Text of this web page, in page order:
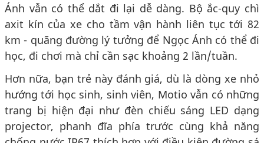
Ánh vẫn có thể dắt đi lại dễ dàng. Bộ ắc-quy chì
axit kín của xe cho tầm vận hành liên tục tới 82
km - quãng đường lý tưởng để Ngọc Ánh có thể đi
học, đi chơi mà chỉ cần sạc khoảng 2 lần/tuần.
Hơn nữa, bạn trẻ này đánh giá, dù là dòng xe nhỏ
hướng tới học sinh, sinh viên, Motio vẫn có những
trang bị hiện đại như đèn chiếu sáng LED dạng
projector, phanh đĩa phía trước cùng khả năng